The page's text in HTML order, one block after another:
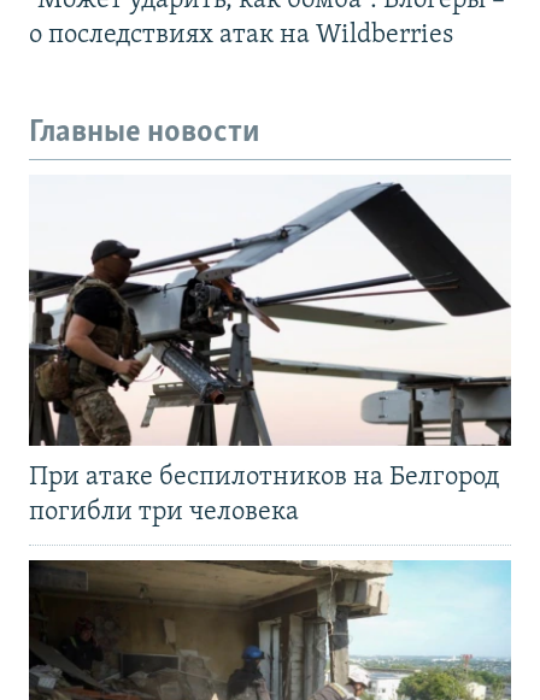
о последствиях атак на Wildberries
Главные новости
При атаке беспилотников на Белгород
погибли три человека